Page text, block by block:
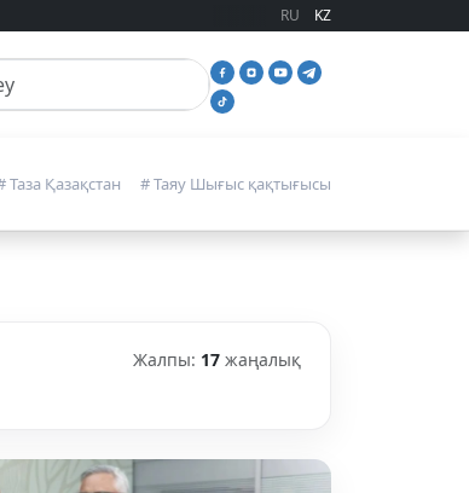
RU KZ
Таза Қазақстан # Таяу Шығыс қақтығысы
Жалпы: 17 жаңалық